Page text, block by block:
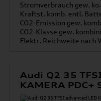
Audi Q2 35
KAMERA PDC+